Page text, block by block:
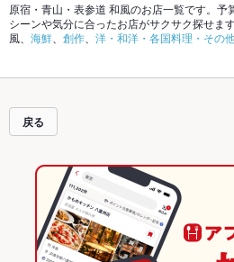
原宿・青山・表参道 和風のお店一覧です。予
シーンや気分に合ったお店がサクサク探せま
風、 海鮮 創作 洋・和洋・各国料理・その
や季節のおすすめ料理など、
で安心！24時間使える簡単便利なネット予約
ホットペッパーグルメをご利用ください。
戻る